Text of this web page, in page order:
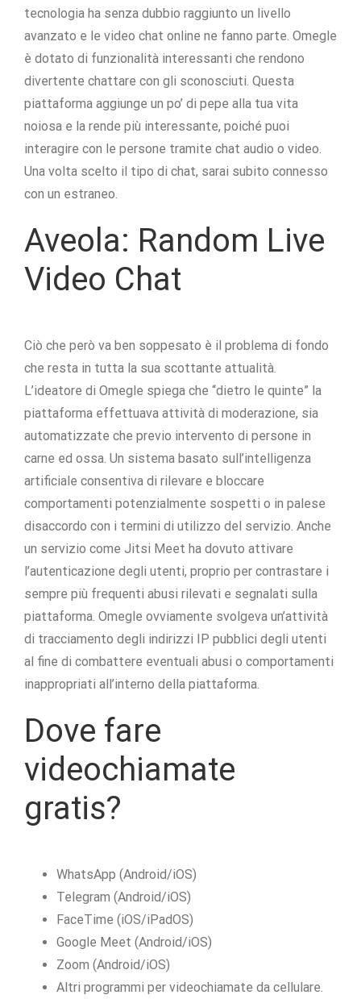
tecnologia ha senza dubbio raggiunto un livello
avanzato e le video chat online ne fanno parte. Omegle
è dotato di funzionalità interessanti che rendono
divertente chattare con gli sconosciuti. Questa
piattaforma aggiunge un po’ di pepe alla tua vita
noiosa e la rende più interessante, poiché puoi
interagire con le persone tramite chat audio o video.
Una volta scelto il tipo di chat, sarai subito connesso
con un estraneo.
Aveola: Random Live
Video Chat
Ciò che però va ben soppesato è il problema di fondo
che resta in tutta la sua scottante attualità.
L’ideatore di Omegle spiega che “dietro le quinte” la
piattaforma effettuava attività di moderazione, sia
automatizzate che previo intervento di persone in
carne ed ossa. Un sistema basato sull’intelligenza
artificiale consentiva di rilevare e bloccare
comportamenti potenzialmente sospetti o in palese
disaccordo con i termini di utilizzo del servizio. Anche
un servizio come Jitsi Meet ha dovuto attivare
l’autenticazione degli utenti, proprio per contrastare i
sempre più frequenti abusi rilevati e segnalati sulla
piattaforma. Omegle ovviamente svolgeva un’attività
di tracciamento degli indirizzi IP pubblici degli utenti
al fine di combattere eventuali abusi o comportamenti
inappropriati all’interno della piattaforma.
Dove fare
videochiamate
gratis?
WhatsApp (Android/iOS)
Telegram (Android/iOS)
FaceTime (iOS/iPadOS)
Google Meet (Android/iOS)
Zoom (Android/iOS)
Altri programmi per videochiamate da cellulare.